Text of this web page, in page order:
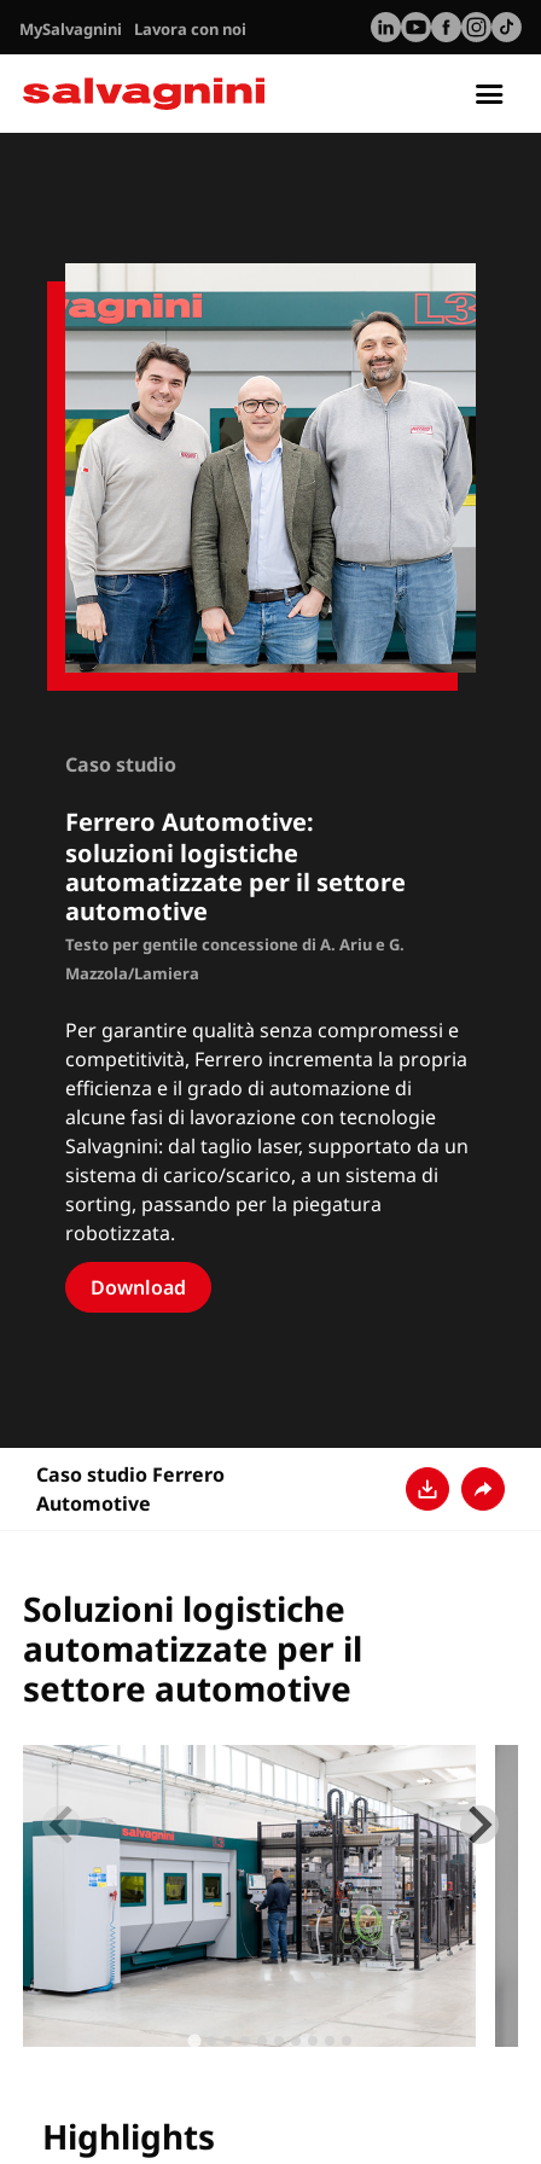
MySalvagnini Lavora con noi
Caso studio
Ferrero Automotive:
soluzioni logistiche
automatizzate per il settore
automotive
Testo per gentile concessione di A. Ariu e G.
Mazzola/Lamiera
Per garantire qualità senza compromessi e
competitività, Ferrero incrementa la propria
efficienza e il grado di automazione di
alcune fasi di lavorazione con tecnologie
Salvagnini: dal taglio laser, supportato da un
sistema di carico/scarico, a un sistema di
sorting, passando per la piegatura
robotizzata.
Download
Caso studio Ferrero
Automotive
Soluzioni logistiche
automatizzate per il
settore automotive
Highlights